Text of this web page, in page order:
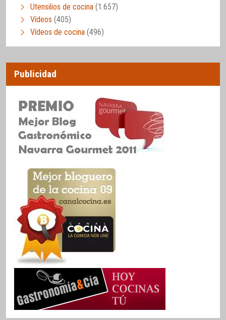
Utensilios de cocina (1.657)
Vídeos (405)
Vídeos de cocina (496)
Publicidad